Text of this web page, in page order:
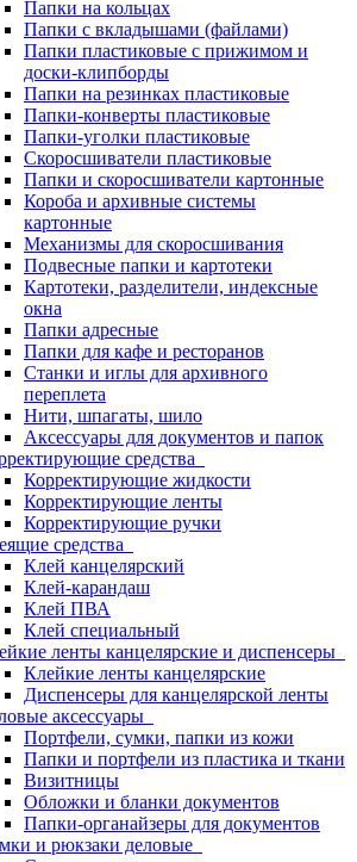
Папки на кольцах
Папки с вкладышами (файлами)
Папки пластиковые с прижимом и
доски-клипборды
Папки на резинках пластиковые
Папки-конверты пластиковые
Папки-уголки пластиковые
Скоросшиватели пластиковые
Папки и скоросшиватели картонные
Короба и архивные системы
картонные
Механизмы для скоросшивания
Подвесные папки и картотеки
Картотеки, разделители, индексные
окна
Папки адресные
Папки для кафе и ресторанов
Станки и иглы для архивного
переплета
Нити, шпагаты, шило
Аксессуары для документов и папок
средства
Корректирующие жидкости
Корректирующие ленты
Корректирующие ручки
средства
Клей канцелярский
Клей-карандаш
Клей ПВА
Клей специальный
ленты канцелярские и диспенсеры
Клейкие ленты канцелярские
Диспенсеры для канцелярской ленты
аксессуары
Портфели, сумки, папки из кожи
Папки и портфели из пластика и ткани
Визитницы
Обложки и бланки документов
Папки-органайзеры для документов
и рюкзаки деловые